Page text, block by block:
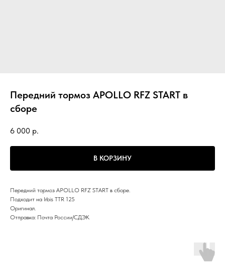
Передний тормоз APOLLO RFZ START в
сборе
6 000 р.
В КОРЗИНУ
Передний тормоз APOLLO RFZ START в сборе.
Подходит на Irbis TTR 125
Оригинал.
Отправка: Почта России/СДЭК